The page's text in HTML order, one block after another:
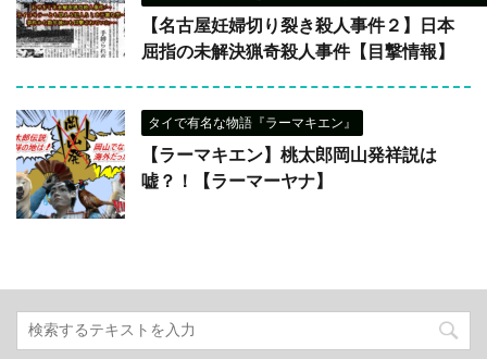
【名古屋妊婦切り裂き殺人事件２】日本
屈指の未解決猟奇殺人事件【目撃情報】
タイで有名な物語『ラーマキエン』
【ラーマキエン】桃太郎岡山発祥説は
嘘？！【ラーマーヤナ】